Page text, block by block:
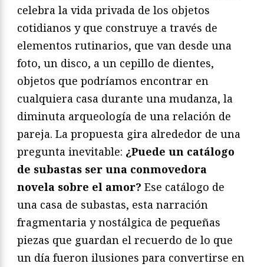
celebra la vida privada de los objetos
cotidianos y que construye a través de
elementos rutinarios, que van desde una
foto, un disco, a un cepillo de dientes,
objetos que podríamos encontrar en
cualquiera casa durante una mudanza, la
diminuta arqueología de una relación de
pareja. La propuesta gira alrededor de una
pregunta inevitable: ¿Puede un catálogo
de subastas ser una conmovedora
novela sobre el amor? Ese catálogo de
una casa de subastas, esta narración
fragmentaria y nostálgica de pequeñas
piezas que guardan el recuerdo de lo que
un día fueron ilusiones para convertirse en